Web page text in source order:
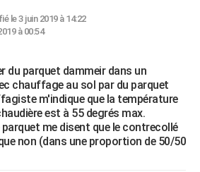
le 3 juin 2019 à 14:22
à 00:54
du parquet dammeir dans un
chauffage au sol par du parquet
m'indique que la température
est à 55 degrés max.
me disent que le contrecollé
non (dans une proportion de 50/50